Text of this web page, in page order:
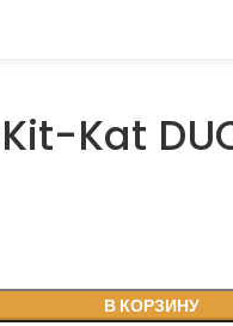
Kat
В КОРЗИНУ